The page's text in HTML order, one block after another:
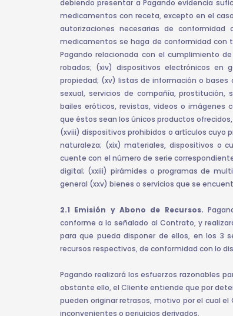
debiendo presentar a Pagando evidencia
medicamentos con receta, excepto en el
autorizaciones necesarias de
medicamentos se haga de conformidad con
Pagando relacionada con el cumplimiento
robados; (xiv) dispositivos electrónicos en
propiedad; (xv) listas de información o bases
sexual, servicios de compañía,
bailes eróticos, revistas, videos o imágenes
que éstos sean los únicos productos
(xviii) dispositivos prohibidos o artículos cuyo
naturaleza; (xix) materiales, dispositivos o
cuente con el número de serie
digital; (xxiii) pirámides o programas de
general (xxv) bienes o servicios que se
2.1 Emisión y Abono de Recursos.
conforme a lo señalado al Contrato, y
para que pueda disponer de ellos, en los 3
recursos respectivos, de conformidad con lo
Pagando realizará los esfuerzos razonables
obstante ello, el Cliente entiende que por
pueden originar retrasos, motivo por el cual
inconvenientes o perjuicios derivados.